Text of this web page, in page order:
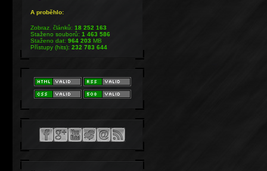
A proběhlo:
Zobraz. článků:18 252 163
Staženo souborů:1 463 586
Staženo dat:964 203MB
Přístupy (hits):232 783 644